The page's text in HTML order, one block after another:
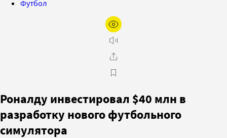
Футбол
Роналду инвестировал $40 млн в
разработку нового футбольного
симулятора